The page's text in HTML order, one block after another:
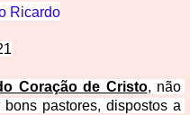
Ricardo
Coração de Cristo, não
pastores, dispostos a